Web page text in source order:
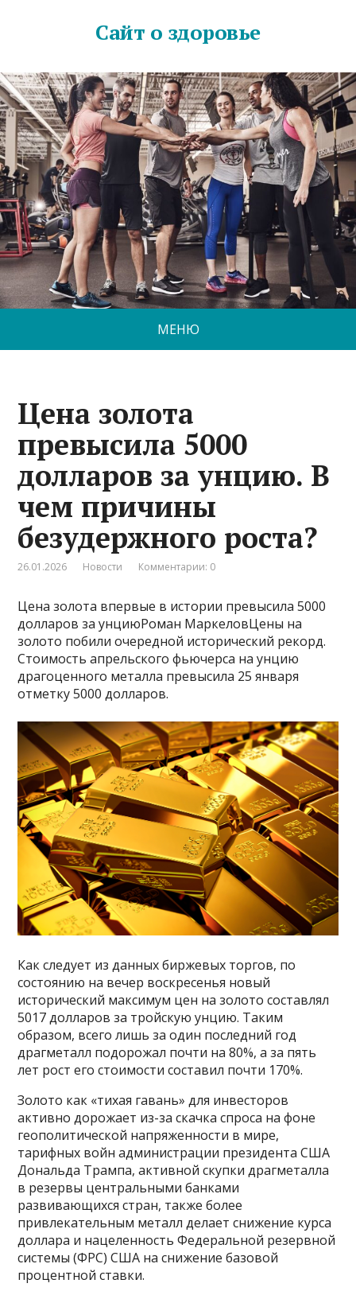
Сайт о здоровье
МЕНЮ
Цена золота
превысила 5000
долларов за унцию. В
чем причины
безудержного роста?
26.01.2026 Новости Комментарии: 0
Цена золота впервые в истории превысила 5000
долларов за унциюРоман МаркеловЦены на
золото побили очередной исторический рекорд.
Стоимость апрельского фьючерса на унцию
драгоценного металла превысила 25 января
отметку 5000 долларов.
Как следует из данных биржевых торгов, по
состоянию на вечер воскресенья новый
исторический максимум цен на золото составлял
5017 долларов за тройскую унцию. Таким
образом, всего лишь за один последний год
драгметалл подорожал почти на 80%, а за пять
лет рост его стоимости составил почти 170%.
Золото как «тихая гавань» для инвесторов
активно дорожает из-за скачка спроса на фоне
геополитической напряженности в мире,
тарифных войн администрации президента США
Дональда Трампа, активной скупки драгметалла
в резервы центральными банками
развивающихся стран, также более
привлекательным металл делает снижение курса
доллара и нацеленность Федеральной резервной
системы (ФРС) США на снижение базовой
процентной ставки.